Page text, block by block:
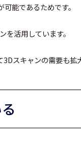
能であるためです。
活用しています。
スキャンの需要も拡